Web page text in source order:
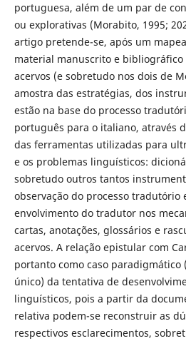
portuguesa, além de um par de
ou explorativas (Morabito, 1995;
artigo pretende-se, após um
material manuscrito e bibliográfico
acervos (e sobretudo nos dois de
amostra das estratégias, dos
estão na base do processo
português para o italiano, através
das ferramentas utilizadas para
e os problemas linguísticos:
sobretudo outros tantos
observação do processo tradutório
envolvimento do tradutor nos
cartas, anotações, glossários e
acervos. A relação epistular com
portanto como caso paradigmático
único) da tentativa de
linguísticos, pois a partir da
relativa podem-se reconstruir as
respectivos esclarecimentos,